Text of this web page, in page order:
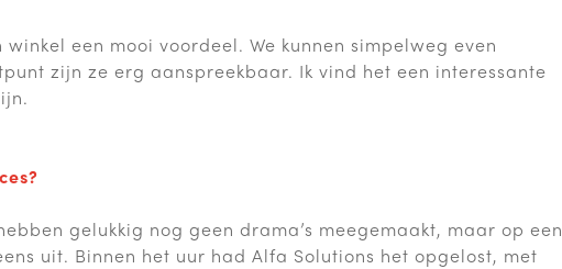
een mooi voordeel. We kunnen simpelweg even
zijn ze erg aanspreekbaar. Ik vind het een interessante
gelukkig nog geen drama’s meegemaakt, maar op een
uit. Binnen het uur had Alfa Solutions het opgelost, met